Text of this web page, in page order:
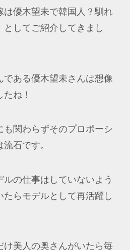
は優木望未で韓国人？馴れ
してご紹介してきまし
ある優木望未さんは想像
ね！
も関わらずそのプロポーシ
石です。
の仕事はしていないよう
らモデルとして再活躍し
け美人の奥さんがいたら毎